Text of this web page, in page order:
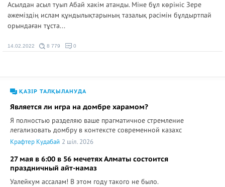
Асылдан асыл туып Абай хакім атанды. Міне бұл көрініс Зере
әжеміздің ислам құндылықтарының тазалық рәсімін бұлдыртпай
орындаған тұста...
14.02.2022 8 779 0
ҚАЗІР ТАЛҚЫЛАНУДА
Является ли игра на домбре харамом?
Я полностью разделяю ваше прагматичное стремление
легализовать домбру в контексте современной казахс
Крафтер Кудабай 2 шіл. 2026
27 мая в 6:00 в 56 мечетях Алматы состоится
праздничный айт-намаз
Уалейкум ассалам! В этом году такого не было.